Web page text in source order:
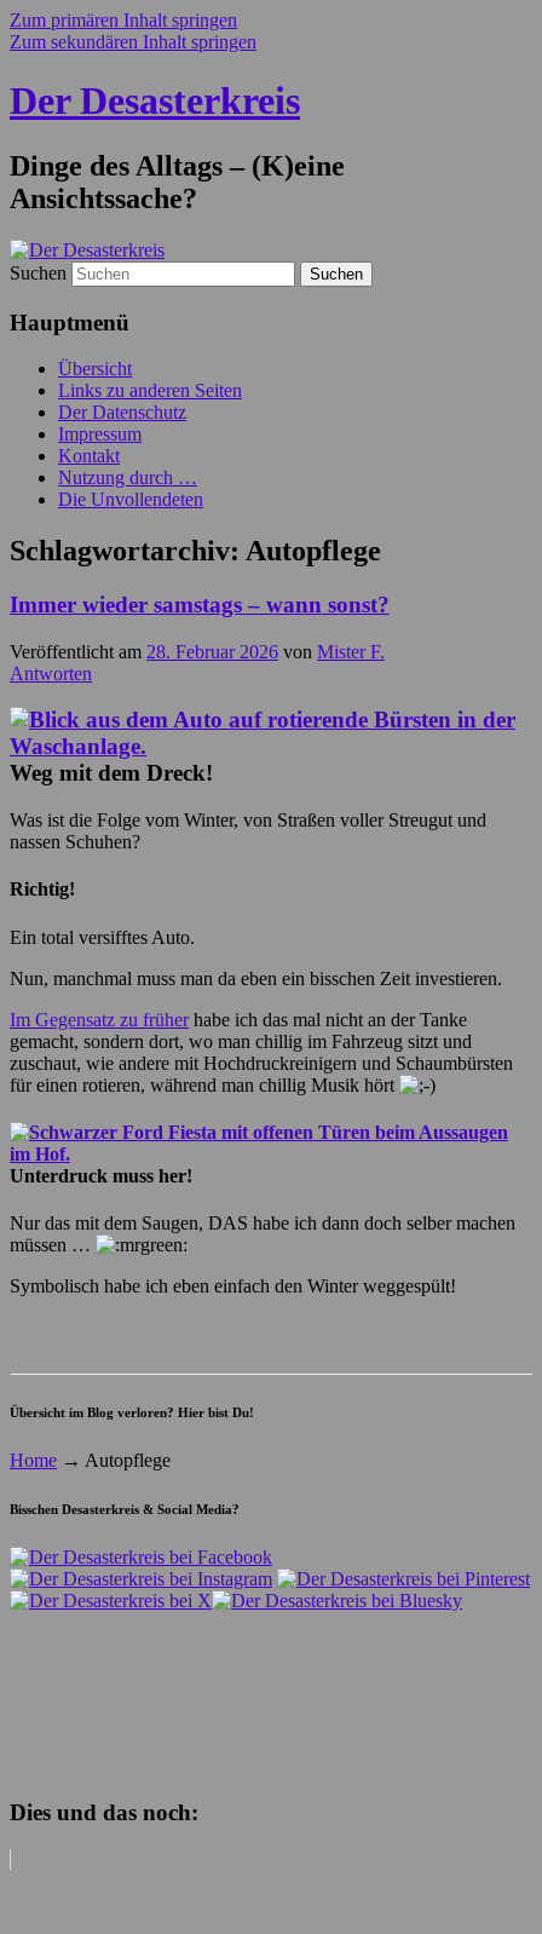
Zum primären Inhalt springen
Zum sekundären Inhalt springen
Der Desasterkreis
Dinge des Alltags – (K)eine
Ansichtssache?
Suchen
Hauptmenü
Übersicht
Links zu anderen Seiten
Der Datenschutz
Impressum
Kontakt
Nutzung durch …
Die Unvollendeten
Schlagwortarchiv: Autopflege
Immer wieder samstags – wann sonst?
Veröffentlicht am 28. Februar 2026 von Mister F.
Antworten
Weg mit dem Dreck!
Was ist die Folge vom Winter, von Straßen voller Streugut und
nassen Schuhen?
Richtig!
Ein total versifftes Auto.
Nun, manchmal muss man da eben ein bisschen Zeit investieren.
Im Gegensatz zu früherhabe ich das mal nicht an der Tanke
gemacht, sondern dort, wo man chillig im Fahrzeug sitzt und
zuschaut, wie andere mit Hochdruckreinigern und Schaumbürsten
für einen rotieren, während man chillig Musik hört
Unterdruck muss her!
Nur das mit dem Saugen, DAS habe ich dann doch selber machen
müssen …
Symbolisch habe ich eben einfach den Winter weggespült!
Übersicht im Blog verloren? Hier bist Du!
Home → Autopflege
Bisschen Desasterkreis & Social Media?
Dies und das noch: